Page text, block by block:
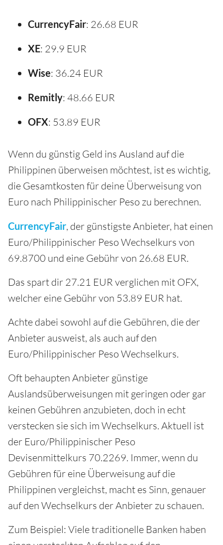
CurrencyFair: 26.68 EUR
XE: 29.9 EUR
Wise: 36.24 EUR
Remitly: 48.66 EUR
OFX: 53.89 EUR
Wenn du günstig Geld ins Ausland auf die
Philippinen überweisen möchtest, ist es wichtig,
die Gesamtkosten für deine Überweisung von
Euro nach Philippinischer Peso zu berechnen.
CurrencyFair, der günstigste Anbieter, hat einen
Euro/Philippinischer Peso Wechselkurs von
69.8700 und eine Gebühr von 26.68 EUR.
Das spart dir 27.21 EUR verglichen mit OFX,
welcher eine Gebühr von 53.89 EUR hat.
Achte dabei sowohl auf die Gebühren, die der
Anbieter ausweist, als auch auf den
Euro/Philippinischer Peso Wechselkurs.
Oft behaupten Anbieter günstige
Auslandsüberweisungen mit geringen oder gar
keinen Gebühren anzubieten, doch in echt
verstecken sie sich im Wechselkurs. Aktuell ist
der Euro/Philippinischer Peso
Devisenmittelkurs 70.2269. Immer, wenn du
Gebühren für eine Überweisung auf die
Philippinen vergleichst, macht es Sinn, genauer
auf den Wechselkurs der Anbieter zu schauen.
Zum Beispiel: Viele traditionelle Banken haben